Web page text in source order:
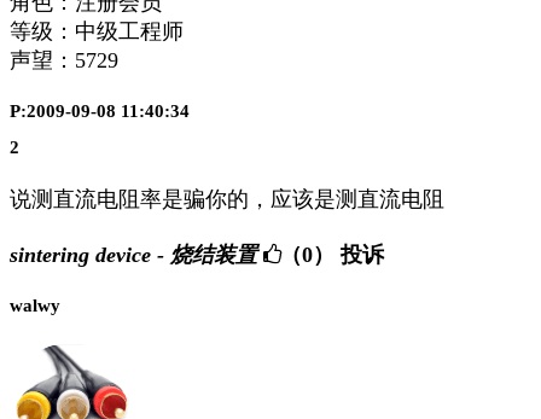
等级：中级工程师
声望： 5729
P:2009-09-08 11:40:34
2
说测直流电阻率是骗你的，应该是测直流电阻
sintering device - 烧结装置 （0） 投诉
walwy